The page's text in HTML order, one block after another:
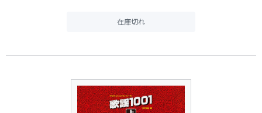
在庫切れ